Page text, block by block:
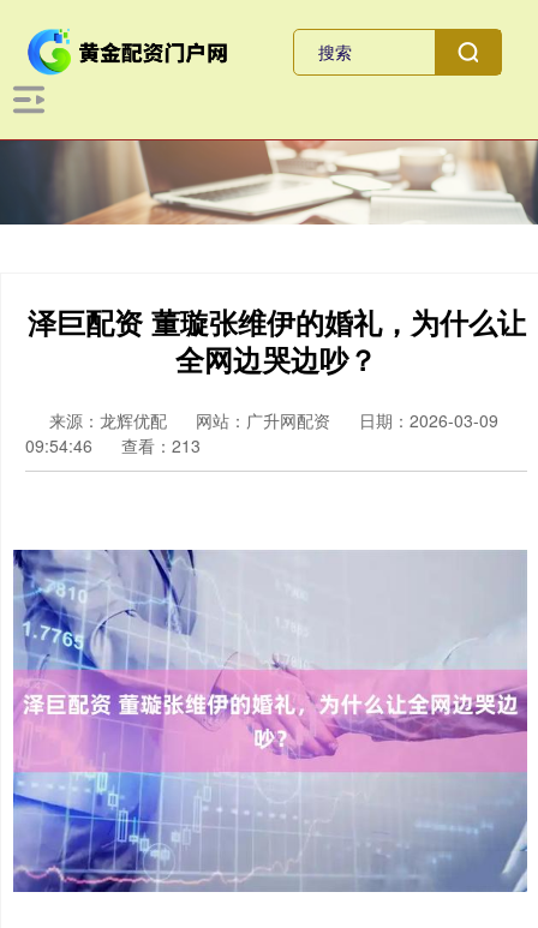
泽巨配资 董璇张维伊的婚礼，为什么让
全网边哭边吵？
来源：龙辉优配 网站：广升网配资
日期：2026-03-09
09:54:46
查看：213